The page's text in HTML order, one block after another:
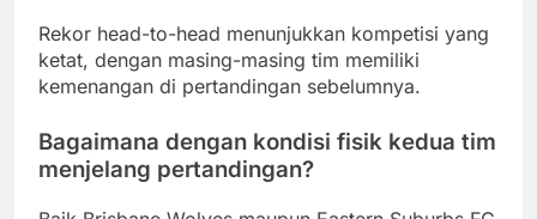
Rekor head-to-head menunjukkan kompetisi yang
ketat, dengan masing-masing tim memiliki
kemenangan di pertandingan sebelumnya.
Bagaimana dengan kondisi fisik kedua tim
menjelang pertandingan?